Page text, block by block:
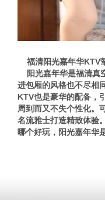
福清阳光嘉年华KTV
阳光嘉年华是福清真
进包厢的风格也不尽相
KTV也是豪华的配备，
周到而又不失个性化。
名流雅士打造精致体验
哪个好玩，阳光嘉年华